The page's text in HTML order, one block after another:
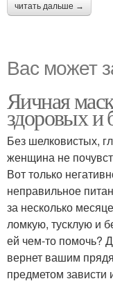
читать дальше →
Вас может
Яичная
здоровых и
Без шелковистых,
женщина не
Вот только
неправильное
за несколько
ломкую, тусклую и
ей чем-то помочь?
вернет вашим
предметом зависти